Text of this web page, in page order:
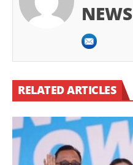
NEWS
RELATED ARTICLES